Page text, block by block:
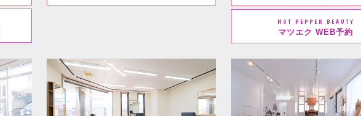
HOT PEPPER BEAUTY
マツエク WEB予約